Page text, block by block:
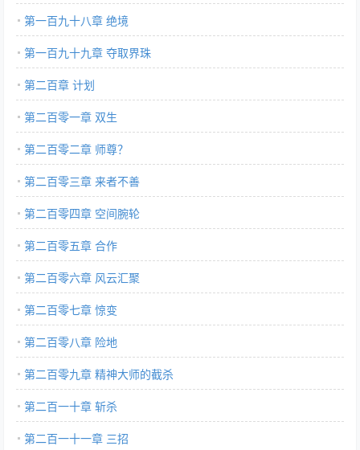
第一百九十八章 绝境
第一百九十九章 夺取界珠
第二百章 计划
第二百零一章 双生
第二百零二章 师尊？
第二百零三章 来者不善
第二百零四章 空间腕轮
第二百零五章 合作
第二百零六章 风云汇聚
第二百零七章 惊变
第二百零八章 险地
第二百零九章 精神大师的截杀
第二百一十章 斩杀
第二百一十一章 三招